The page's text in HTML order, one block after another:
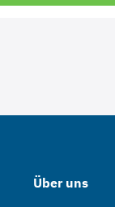
Über uns